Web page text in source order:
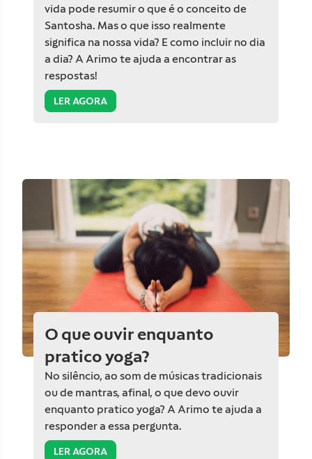
vida pode resumir o que é o conceito de
Santosha. Mas o que isso realmente
significa na nossa vida? E como incluir no dia
a dia? A Arimo te ajuda a encontrar as
respostas!
LER AGORA
O que ouvir enquanto
pratico yoga?
No silêncio, ao som de músicas tradicionais
ou de mantras, afinal, o que devo ouvir
enquanto pratico yoga? A Arimo te ajuda a
responder a essa pergunta.
LER AGORA